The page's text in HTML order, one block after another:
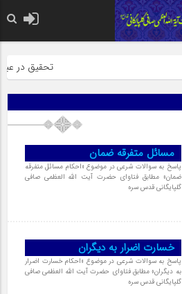
تحقیق در
مسائل متفرقه ضمان
پاسخ به سوالات شرعی در موضوع «احکام مسائل متفرقه
ضمان» مطابق فتاوای حضرت آیت الله العظمی صافی
گلپایگانی قدس سره
خسارت اضرار به دیگران
پاسخ به سوالات شرعی در موضوع «احکام خسارت اضرار
به دیگران» مطابق فتاوای حضرت آیت الله العظمی صافی
گلپایگانی قدس سره